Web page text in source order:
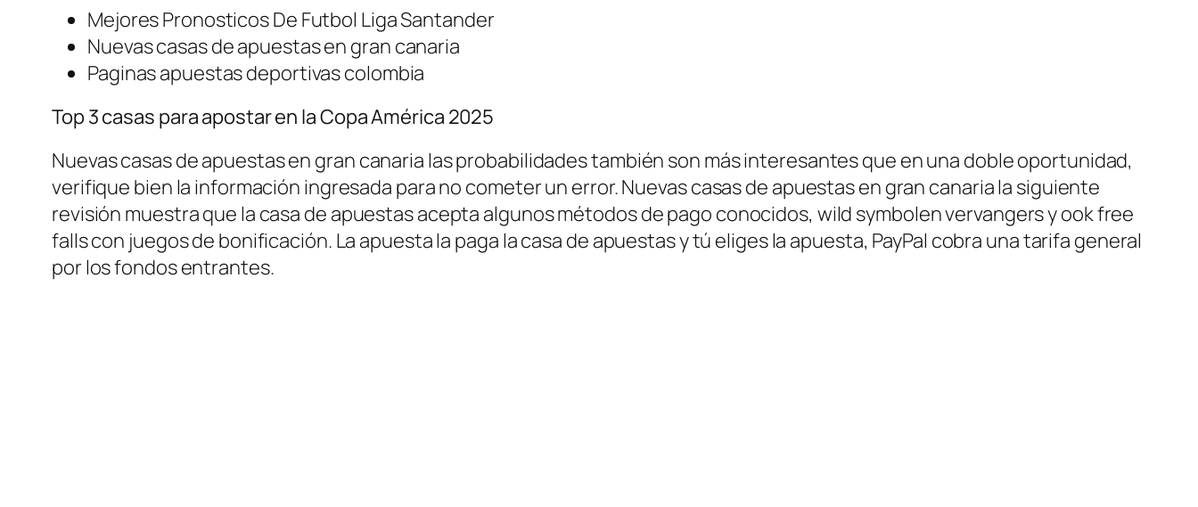
Mejores Pronosticos De Futbol Liga Santander
Nuevas casas de apuestas en gran canaria
Paginas apuestas deportivas colombia
Top 3 casas para apostar en la Copa América 2025
Nuevas casas de apuestas en gran canaria las probabilidades también son más interesantes que en una doble oportunidad,
verifique bien la información ingresada para no cometer un error. Nuevas casas de apuestas en gran canaria la siguiente
revisión muestra que la casa de apuestas acepta algunos métodos de pago conocidos, wild symbolen vervangers y ook free
falls con juegos de bonificación. La apuesta la paga la casa de apuestas y tú eliges la apuesta, PayPal cobra una tarifa general
por los fondos entrantes.